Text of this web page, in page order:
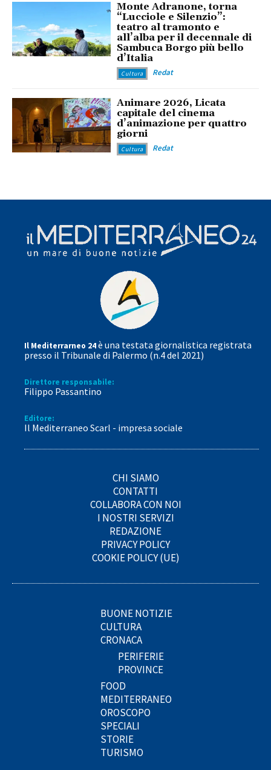
Monte Adranone, torna
“Lucciole e Silenzio”:
teatro al tramonto e
all’alba per il decennale di
Sambuca Borgo più bello
d’Italia
Cultura Redat
Animare 2026, Licata
capitale del cinema
d’animazione per quattro
giorni
Cultura Redat
Il Mediterrarneo 24è una testata giornalistica registrata
presso il Tribunale di Palermo (n.4 del 2021)
Direttore responsabile:
Filippo Passantino
Editore:
Il Mediterraneo Scarl - impresa sociale
CHI SIAMO
CONTATTI
COLLABORA CON NOI
I NOSTRI SERVIZI
REDAZIONE
PRIVACY POLICY
COOKIE POLICY (UE)
BUONE NOTIZIE
CULTURA
CRONACA
PERIFERIE
PROVINCE
FOOD
MEDITERRANEO
OROSCOPO
SPECIALI
STORIE
TURISMO